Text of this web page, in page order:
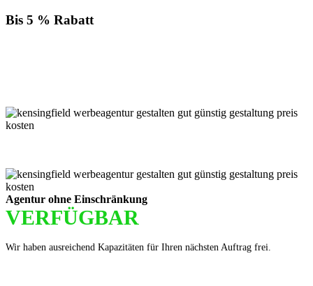
Bis 5 % Rabatt
Agentur ohne Einschränkung
VERFÜGBAR
Wir haben ausreichend Kapazitäten für Ihren nächsten Auftrag frei.